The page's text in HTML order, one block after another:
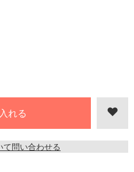
て問い合わせる